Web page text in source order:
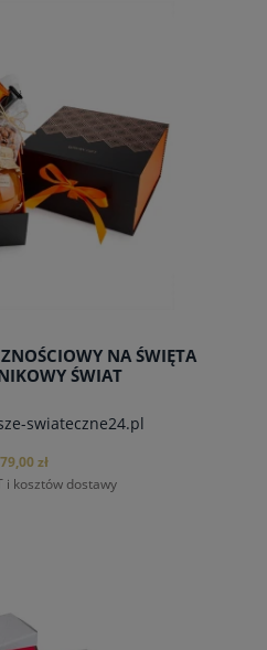
NA ŚWIĘTA
ŚWIAT
swiateczne24.pl
zł
i kosztów dostawy